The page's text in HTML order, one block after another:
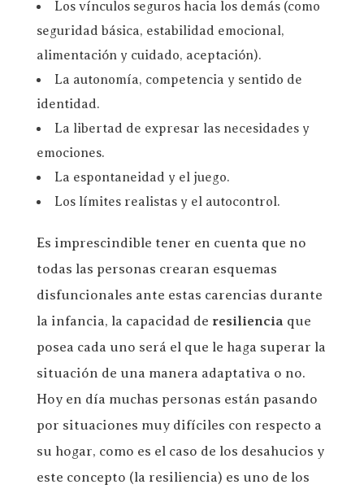
Los vínculos seguros hacia los demás (como
seguridad básica, estabilidad emocional,
alimentación y cuidado, aceptación).
La autonomía, competencia y sentido de
identidad.
La libertad de expresar las necesidades y
emociones.
La espontaneidad y el juego.
Los límites realistas y el autocontrol.
Es imprescindible tener en cuenta que no
todas las personas crearan esquemas
disfuncionales ante estas carencias durante
la infancia, la capacidad de resiliencia que
posea cada uno será el que le haga superar la
situación de una manera adaptativa o no.
Hoy en día muchas personas están pasando
por situaciones muy difíciles con respecto a
su hogar, como es el caso de los desahucios y
este concepto (la resiliencia) es uno de los